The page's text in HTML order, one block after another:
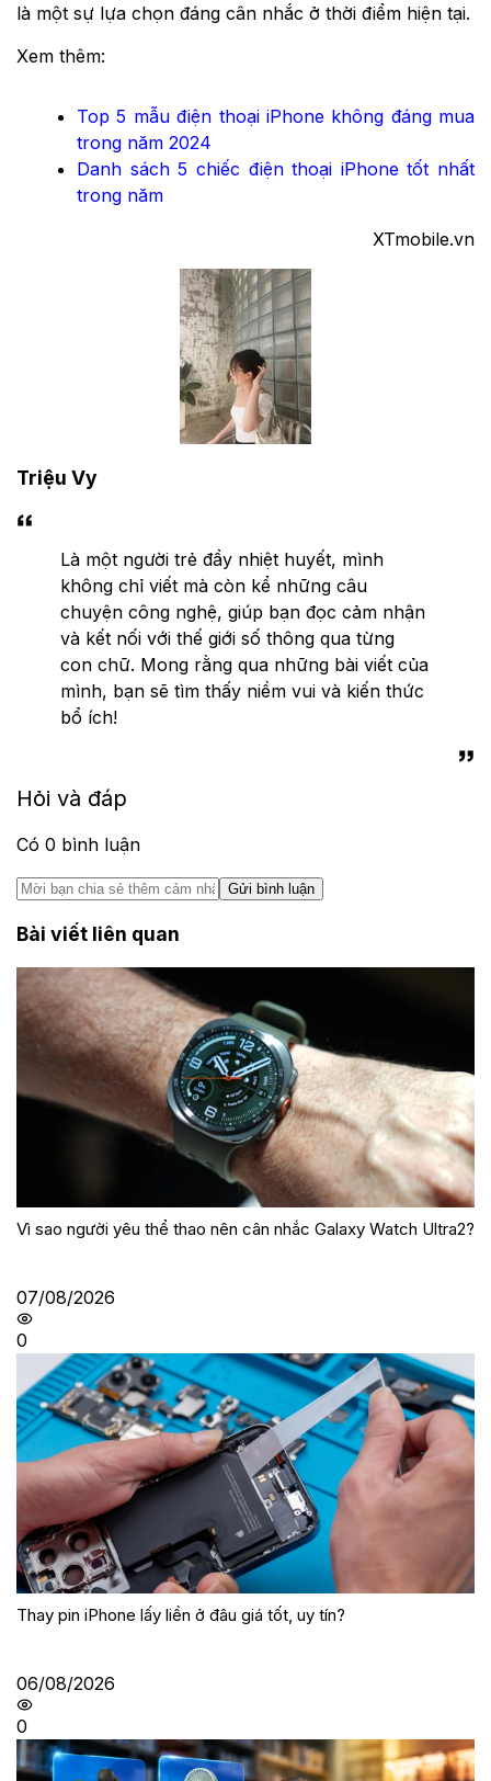
là một sự lựa chọn đáng cân nhắc ở thời điểm hiện tại.
Xem thêm:
Top 5 mẫu điện thoại iPhone không đáng mua
trong năm 2024
Danh sách 5 chiếc điện thoại iPhone tốt nhất
trong năm
XTmobile.vn
Triệu Vy
Là một người trẻ đầy nhiệt huyết, mình
không chỉ viết mà còn kể những câu
chuyện công nghệ, giúp bạn đọc cảm nhận
và kết nối với thế giới số thông qua từng
con chữ. Mong rằng qua những bài viết của
mình, bạn sẽ tìm thấy niềm vui và kiến thức
bổ ích!
Hỏi và đáp
Có 0 bình luận
Gửi bình luận
Bài viết liên quan
Vì sao người yêu thể thao nên cân nhắc Galaxy Watch Ultra2?
07/08/2026
0
Thay pin iPhone lấy liền ở đâu giá tốt, uy tín?
06/08/2026
0